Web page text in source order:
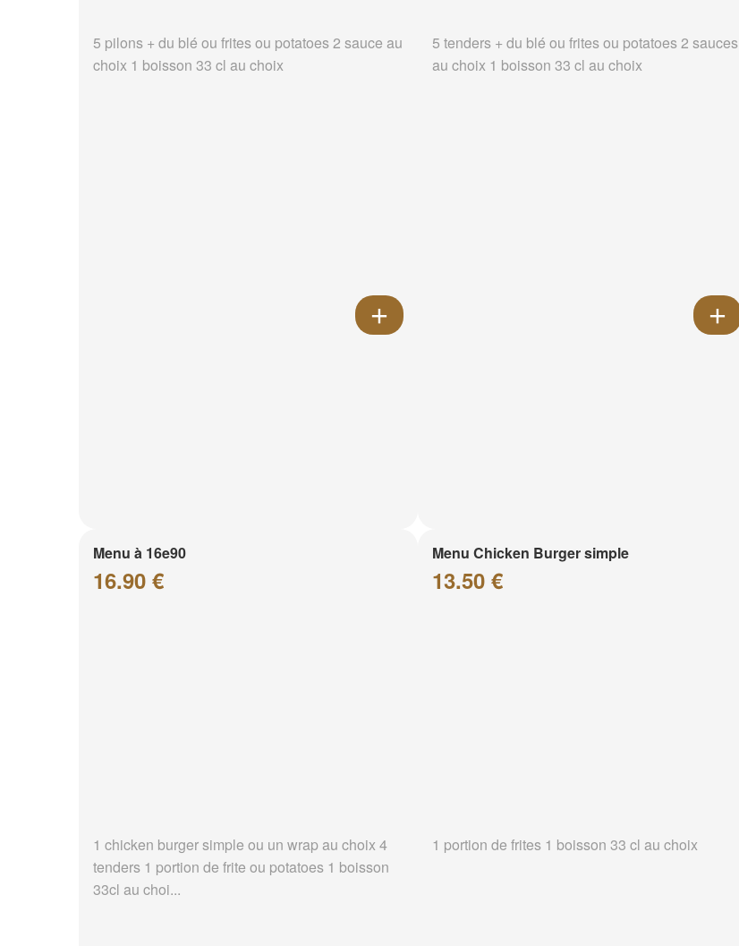
5 pilons + du blé ou frites ou potatoes 2 sauce au
choix 1 boisson 33 cl au choix
5 tenders + du blé ou frites ou potatoes 2 sauces
au choix 1 boisson 33 cl au choix
Menu à 16e90
16.90 €
1 chicken burger simple ou un wrap au choix 4
tenders 1 portion de frite ou potatoes 1 boisson
33cl au choi...
Menu Chicken Burger simple
13.50 €
1 portion de frites 1 boisson 33 cl au choix